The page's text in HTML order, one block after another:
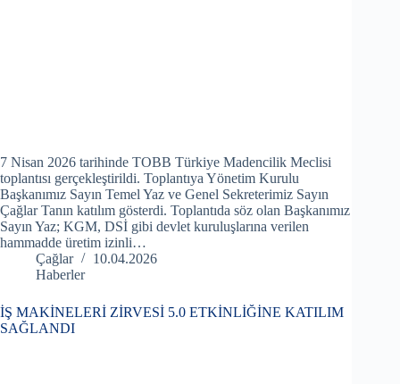
7 Nisan 2026 tarihinde TOBB Türkiye Madencilik Meclisi
toplantısı gerçekleştirildi. Toplantıya Yönetim Kurulu
Başkanımız Sayın Temel Yaz ve Genel Sekreterimiz Sayın
Çağlar Tanın katılım gösterdi. Toplantıda söz olan Başkanımız
Sayın Yaz; KGM, DSİ gibi devlet kuruluşlarına verilen
hammadde üretim izinli…
Çağlar
10.04.2026
Haberler
İŞ MAKİNELERİ ZİRVESİ 5.0 ETKİNLİĞİNE KATILIM
SAĞLANDI